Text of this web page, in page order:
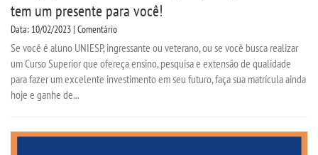
tem um presente para você!
Data: 10/02/2023 | Comentário
Se você é aluno UNIESP, ingressante ou veterano, ou se você busca realizar
um Curso Superior que ofereça ensino, pesquisa e extensão de qualidade
para fazer um excelente investimento em seu futuro, faça sua matrícula ainda
hoje e ganhe de...